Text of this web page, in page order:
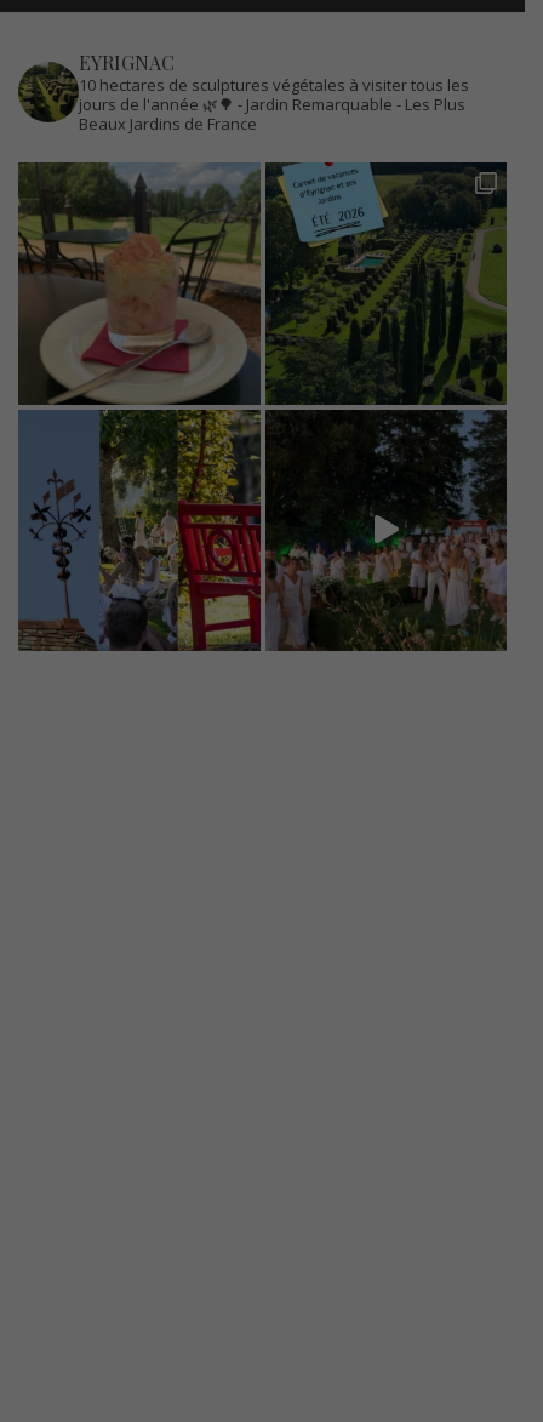
EYRIGNAC
10 hectares de sculptures végétales à visiter tous les
jours de l'année 🌿🌳 - Jardin Remarquable - Les Plus
Beaux Jardins de France